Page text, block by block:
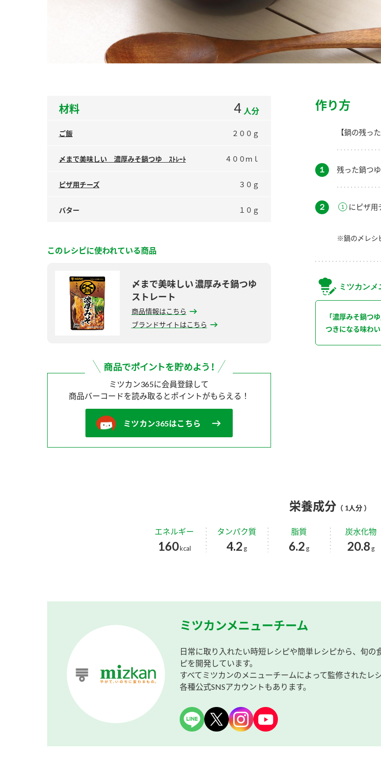
材料 4 人分
ご飯 ２００ｇ
〆まで美味しい 濃厚みそ鍋つゆ ｽﾄﾚｰﾄ ４００ｍｌ
ピザ用チーズ ３０ｇ
バター １０ｇ
このレシピに使われている商品
〆まで美味しい 濃厚みそ鍋つゆ
ストレート
商品情報はこちら
ブランドサイトはこちら
ミツカン365に会員登録して
商品バーコードを読み取ると ポイントがもらえる！
ミツカン365はこちら
作り方
【鍋の残っ
１ 残った鍋つ
２ にピザ用
※鍋の〆レシ
ミツカンメ
「濃厚みそ鍋つ
つきになる味わい
栄養成分 （ 1人分 ）
エネルギー
160kcal
タンパク質
4.2 g
脂質
6.2 g
炭水化物
20.8 g
ミツカンメニューチーム
日常に取り入れたい時短レシピや簡単レシピから、旬
ピを開発しています。
すべてミツカンのメニューチームによって監修されたレ
各種公式SNSアカウントもあります。